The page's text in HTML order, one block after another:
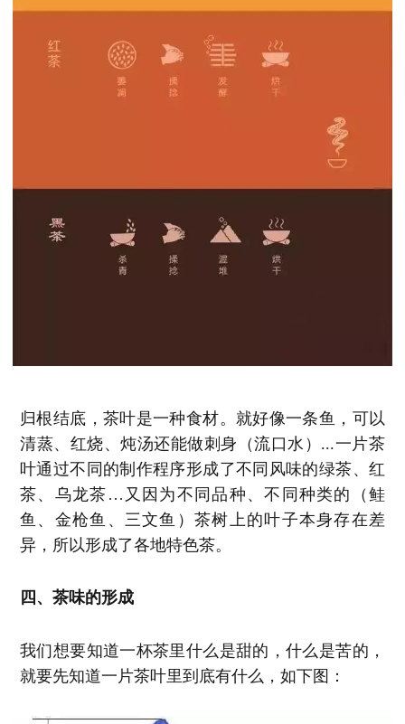
归根结底，茶叶是一种食材。就好像一条鱼，可以
清蒸、红烧、炖汤还能做刺身（流口水）...一片茶
叶通过不同的制作程序形成了不同风味的绿茶、红
茶、乌龙茶…又因为不同品种、不同种类的（鲑
鱼、金枪鱼、三文鱼）茶树上的叶子本身存在差
异，所以形成了各地特色茶。
四、茶味的形成
我们想要知道一杯茶里什么是甜的，什么是苦的，
就要先知道一片茶叶里到底有什么，如下图：